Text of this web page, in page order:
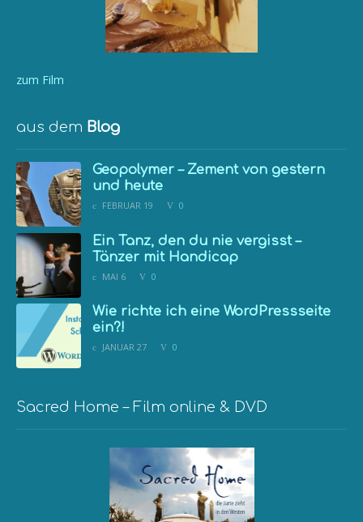
zum Film
aus dem Blog
Geopolymer – Zement von gestern
und heute
FEBRUAR 19 0
Ein Tanz, den du nie vergisst –
Tänzer mit Handicap
MAI 6 0
Wie richte ich eine WordPressseite
ein?!
JANUAR 27 0
Sacred Home – Film online & DVD